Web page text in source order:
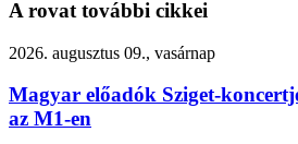
A rovat további cikkei
2026. augusztus 09., vasárnap
Magyar előadók Sziget-
az M1-en